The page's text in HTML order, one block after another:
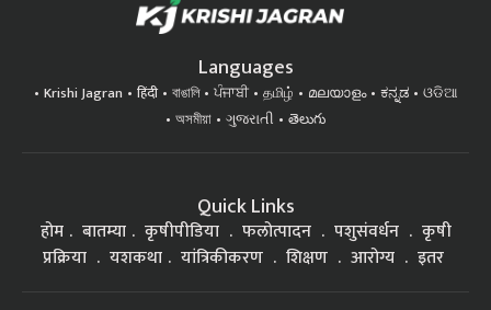
Languages
Krishi Jagran हिंदी বাঙালি ਪੰਜਾਬੀ தமிழ் മലയാളം ಕನ್ನಡ
ଓଡିଆ
অসমীয়া
ગુજરાતી తెలుగు
Quick Links
होम बातम्या कृषीपीडिया फलोत्पादन पशुसंवर्धन
कृषी
प्रक्रिया
यशकथा यांत्रिकीकरण शिक्षण आरोग्य इतर